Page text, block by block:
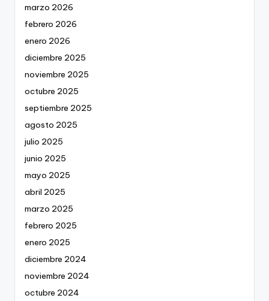
marzo 2026
febrero 2026
enero 2026
diciembre 2025
noviembre 2025
octubre 2025
septiembre 2025
agosto 2025
julio 2025
junio 2025
mayo 2025
abril 2025
marzo 2025
febrero 2025
enero 2025
diciembre 2024
noviembre 2024
octubre 2024